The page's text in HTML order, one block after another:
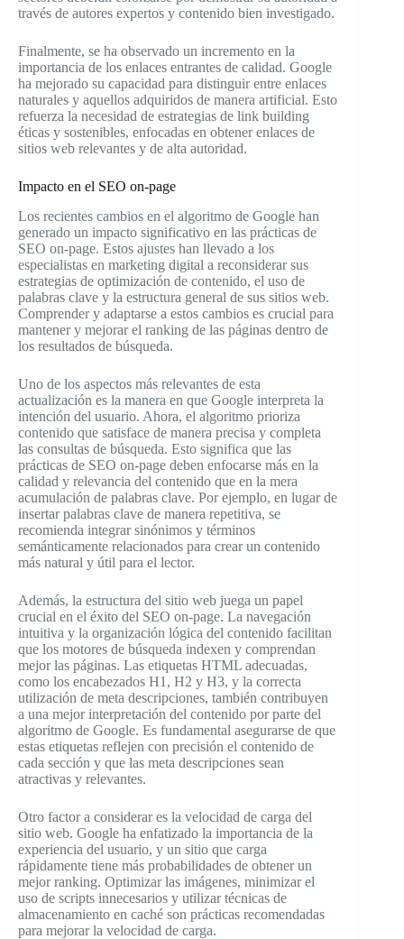
través de autores expertos y contenido bien investigado.
Finalmente, se ha observado un incremento en la
importancia de los enlaces entrantes de calidad. Google
ha mejorado su capacidad para distinguir entre enlaces
naturales y aquellos adquiridos de manera artificial. Esto
refuerza la necesidad de estrategias de link building
éticas y sostenibles, enfocadas en obtener enlaces de
sitios web relevantes y de alta autoridad.
Impacto en el SEO on-page
Los recientes cambios en el algoritmo de Google han
generado un impacto significativo en las prácticas de
SEO on-page. Estos ajustes han llevado a los
especialistas en marketing digital a reconsiderar sus
estrategias de optimización de contenido, el uso de
palabras clave y la estructura general de sus sitios web.
Comprender y adaptarse a estos cambios es crucial para
mantener y mejorar el ranking de las páginas dentro de
los resultados de búsqueda.
Uno de los aspectos más relevantes de esta
actualización es la manera en que Google interpreta la
intención del usuario. Ahora, el algoritmo prioriza
contenido que satisface de manera precisa y completa
las consultas de búsqueda. Esto significa que las
prácticas de SEO on-page deben enfocarse más en la
calidad y relevancia del contenido que en la mera
acumulación de palabras clave. Por ejemplo, en lugar de
insertar palabras clave de manera repetitiva, se
recomienda integrar sinónimos y términos
semánticamente relacionados para crear un contenido
más natural y útil para el lector.
Además, la estructura del sitio web juega un papel
crucial en el éxito del SEO on-page. La navegación
intuitiva y la organización lógica del contenido facilitan
que los motores de búsqueda indexen y comprendan
mejor las páginas. Las etiquetas HTML adecuadas,
como los encabezados H1, H2 y H3, y la correcta
utilización de meta descripciones, también contribuyen
a una mejor interpretación del contenido por parte del
algoritmo de Google. Es fundamental asegurarse de que
estas etiquetas reflejen con precisión el contenido de
cada sección y que las meta descripciones sean
atractivas y relevantes.
Otro factor a considerar es la velocidad de carga del
sitio web. Google ha enfatizado la importancia de la
experiencia del usuario, y un sitio que carga
rápidamente tiene más probabilidades de obtener un
mejor ranking. Optimizar las imágenes, minimizar el
uso de scripts innecesarios y utilizar técnicas de
almacenamiento en caché son prácticas recomendadas
para mejorar la velocidad de carga.